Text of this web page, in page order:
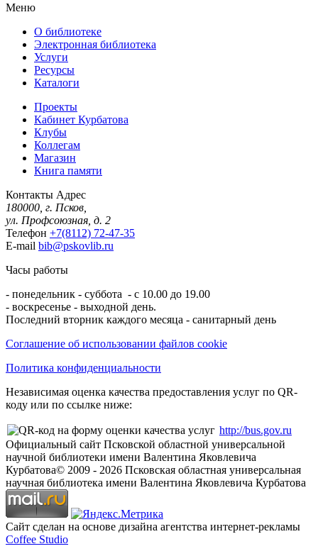
Меню
О библиотеке
Электронная библиотека
Услуги
Ресурсы
Каталоги
Проекты
Кабинет Курбатова
Клубы
Коллегам
Магазин
Книга памяти
Контакты Адрес
180000, г. Псков,
ул. Профсоюзная, д. 2
Телефон +7(8112) 72-47-35
E-mail bib@pskovlib.ru
Часы работы
- понедельник - суббота - с 10.00 до 19.00
- воскресенье - выходной день.
Последний вторник каждого месяца - санитарный день
Соглашение об использовании файлов cookie
Политика конфиденциальности
Независимая оценка качества предоставления услуг по QR-
коду или по ссылке ниже:
http://bus.gov.ru
Официальный сайт Псковской областной универсальной
научной библиотеки имени Валентина Яковлевича
Курбатова© 2009 - 2026 Псковская областная универсальная
научная библиотека имени Валентина Яковлевича Курбатова
Сайт сделан на основе дизайна агентства интернет-рекламы
Coffee Studio